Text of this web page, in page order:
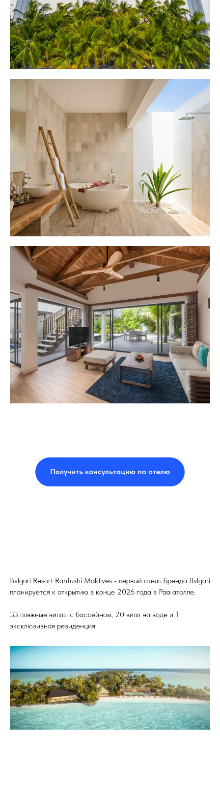
Получить консультацию по отелю
Bvlgari Resort Ranfushi Maldives - первый отель бренда Bvlgari
планируется к открытию в конце 2026 года в Раа атолле.
33 пляжные виллы с бассейном, 20 вилл на воде и 1
эксклюзивная резиденция.